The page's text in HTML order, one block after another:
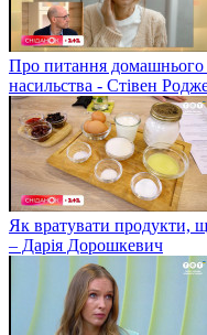
Про питання домашнього
насильства - Стівен
Як вратувати продукти,
– Дарія Дорошкевич